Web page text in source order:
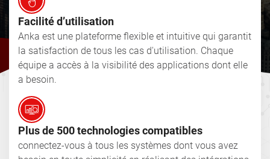
Facilité d’utilisation
Anka est une plateforme flexible et intuitive qui garantit
la satisfaction de tous les cas d'utilisation. Chaque
équipe a accès à la visibilité des applications dont elle
a besoin.
Plus de 500 technologies compatibles
connectez-vous à tous les systèmes dont vous avez